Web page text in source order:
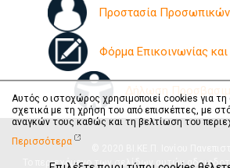
Προστασία
Φόρμα Επικοινωνίας
Δήλωση
Το περιεχόμενο των σελίδων αυτών
Αυτός ο ιστοχώρος χρησιμοποιεί cookies για
σχετικά με τη χρήση του από επισκέπτες, με
αναγκών τους καθώς και τη βελτίωση του
Περισσότερα